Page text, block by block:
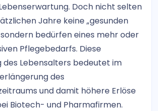
Doch nicht selten
Jahre keine „gesunden
bedürfen eines mehr oder
Pflegebedarfs. Diese
des Lebensalters bedeutet im
des
und damit höhere Erlöse
Biotech- und Pharmafirmen.